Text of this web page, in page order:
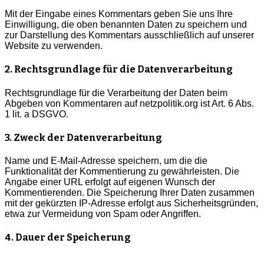
Mit der Eingabe eines Kommentars geben Sie uns Ihre
Einwilligung, die oben benannten Daten zu speichern und
zur Darstellung des Kommentars ausschließlich auf unserer
Website zu verwenden.
2. Rechtsgrundlage für die Datenverarbeitung
Rechtsgrundlage für die Verarbeitung der Daten beim
Abgeben von Kommentaren auf netzpolitik.org ist Art. 6 Abs.
1 lit. a DSGVO.
3. Zweck der Datenverarbeitung
Name und E-Mail-Adresse speichern, um die die
Funktionalität der Kommentierung zu gewährleisten. Die
Angabe einer URL erfolgt auf eigenen Wunsch der
Kommentierenden. Die Speicherung Ihrer Daten zusammen
mit der gekürzten IP-Adresse erfolgt aus Sicherheitsgründen,
etwa zur Vermeidung von Spam oder Angriffen.
4. Dauer der Speicherung